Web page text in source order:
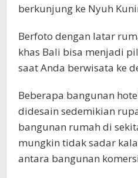
berkunjung ke Nyuh
Berfoto dengan latar
khas Bali bisa menjadi
saat Anda berwisata ke
Beberapa bangunan
didesain sedemikian
bangunan rumah di
mungkin tidak sadar
antara bangunan